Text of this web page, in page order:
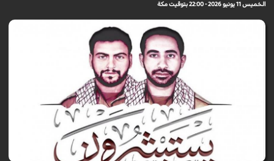
الخميس 11 يونيو 2026 - 22:00 بتوقيت مكة